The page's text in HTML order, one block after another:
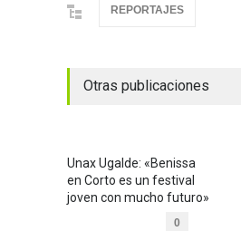
REPORTAJES
Otras publicaciones
Unax Ugalde: «Benissa
en Corto es un festival
joven con mucho futuro»
0